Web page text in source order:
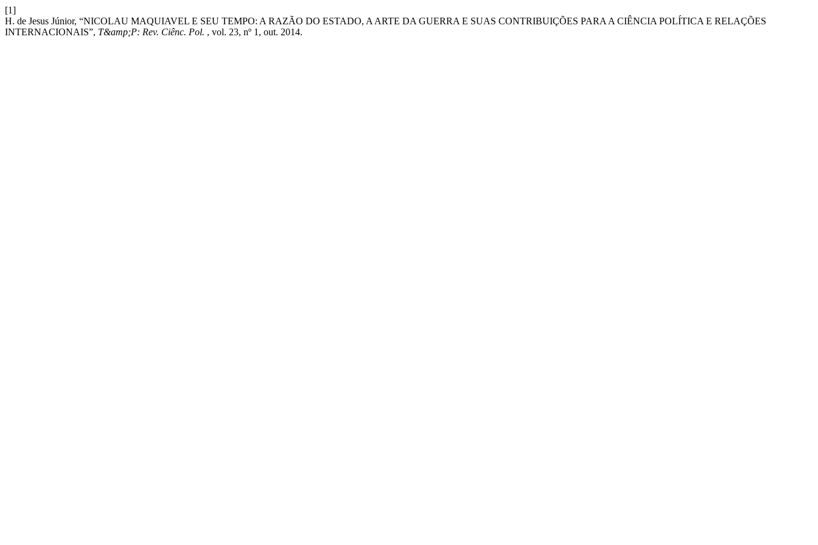
[1]
H. de Jesus Júnior, “NICOLAU MAQUIAVEL E SEU TEMPO: A RAZÃO DO ESTADO, A ARTE DA GUERRA E SUAS CONTRIBUIÇÕES PARA A CIÊNCIA POLÍTICA E RELAÇÕES
INTERNACIONAIS”, T&amp;P: Rev. Ciênc. Pol. , vol. 23, nº 1, out. 2014.